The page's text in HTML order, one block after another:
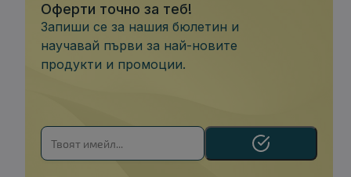
Оферти точно за теб!
Запиши се за нашия бюлетин и
научавай първи за най-новите
продукти и промоции.